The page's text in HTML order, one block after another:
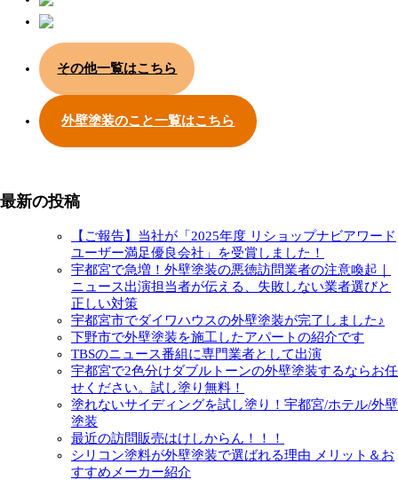
その他一覧はこちら
外壁塗装のこと一覧はこちら
最新の投稿
【ご報告】当社が「2025年度 リショップナビアワード
ユーザー満足優良会社」を受賞しました！
宇都宮で急増！外壁塗装の悪徳訪問業者の注意喚起｜
ニュース出演担当者が伝える、失敗しない業者選びと
正しい対策
宇都宮市でダイワハウスの外壁塗装が完了しました♪
下野市で外壁塗装を施工したアパートの紹介です
TBSのニュース番組に専門業者として出演
宇都宮で2色分けダブルトーンの外壁塗装するならお任
せください。試し塗り無料！
塗れないサイディングを試し塗り！宇都宮/ホテル/外壁
塗装
最近の訪問販売はけしからん！！！
シリコン塗料が外壁塗装で選ばれる理由 メリット＆お
すすめメーカー紹介